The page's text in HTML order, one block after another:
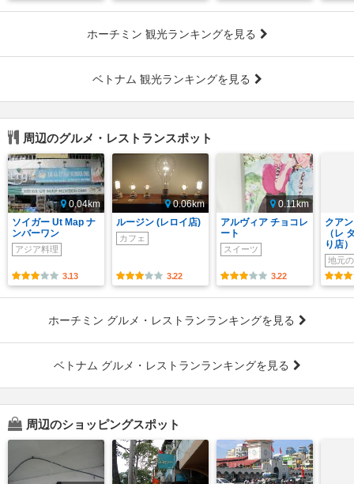
ホーチミン 観光ランキングを見る
ベトナム 観光ランキングを見る
周辺のグルメ・レストランスポット
0.04km
ソイガー Ut Map ナ
ンバーワン
アジア料理
3.13
0.06km
ルージン (レロイ店)
カフェ
3.22
0.11km
アルヴィア チョコレ
ート
スイーツ
3.22
クア
（レ
り店）
地元
ホーチミン グルメ・レストランランキングを見る
ベトナム グルメ・レストランランキングを見る
周辺のショッピングスポット